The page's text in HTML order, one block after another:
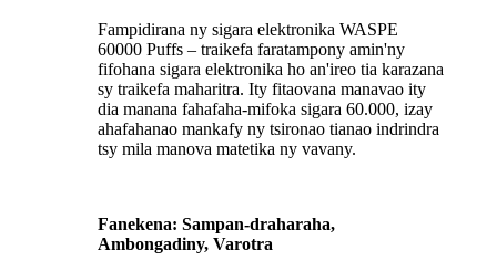
Fampidirana ny sigara elektronika WASPE
60000 Puffs – traikefa faratampony amin'ny
fifohana sigara elektronika ho an'ireo tia karazana
sy traikefa maharitra. Ity fitaovana manavao ity
dia manana fahafaha-mifoka sigara 60.000, izay
ahafahanao mankafy ny tsironao tianao indrindra
tsy mila manova matetika ny vavany.
Fanekena: Sampan-draharaha,
Ambongadiny, Varotra